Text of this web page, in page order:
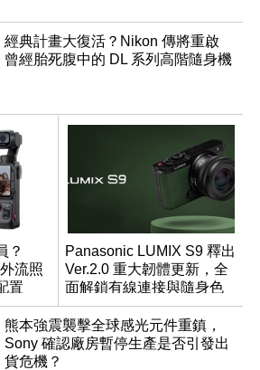
經典計畫大復活？Nikon 傳將重啟
曾經胎死腹中的 DL 系列高階隨身機
？
流照
置
Panasonic LUMIX S9 釋出
Ver.2.0 重大韌體更新，全
面解鎖有線連接與隨身色
調編輯
熊本強震襲擊全球感光元件重鎮，
Sony 確認廠房暫停生產是否引發出
貨危機？